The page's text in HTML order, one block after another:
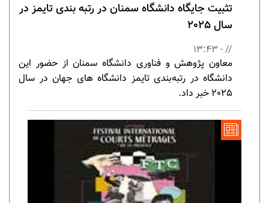
تثبیت جایگاه دانشگاه سمنان در رتبه بندی تایمز در
سال 2025
// - 13:43
معاون پژوهش و فناوری دانشگاه سمنان از حضور این
دانشگاه در رتبه‌بندی تایمز دانشگاه های جهان در سال
2025 خبر داد.